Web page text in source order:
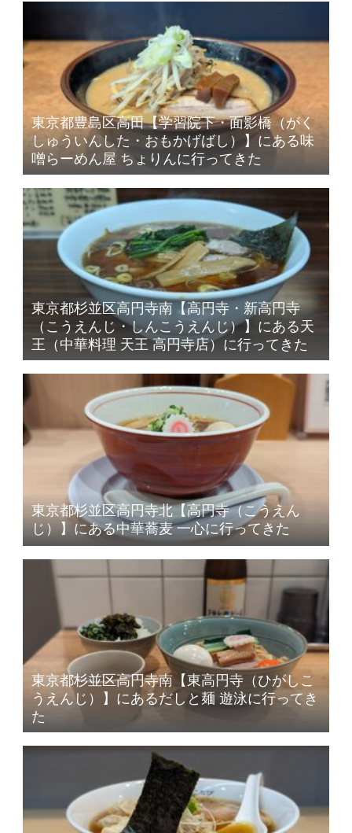
東京都豊島区高田【学習院下・面影橋（がく
しゅういんした・おもかげばし）】にある味
噌らーめん屋 ちょりんに行ってきた
東京都杉並区高円寺南【高円寺・新高円寺
（こうえんじ・しんこうえんじ）】にある天
王（中華料理 天王 高円寺店）に行ってきた
東京都杉並区高円寺北【高円寺（こうえん
じ）】にある中華蕎麦 一心に行ってきた
東京都杉並区高円寺南【東高円寺（ひがしこ
うえんじ）】にあるだしと麺 遊泳に行ってき
た